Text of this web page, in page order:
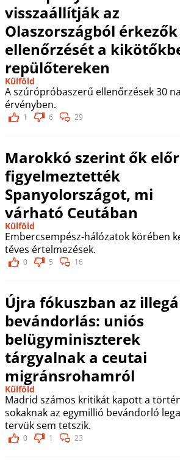
visszaállítják az
Olaszországból érkezők
ellenőrzését a
repülőtereken
Külföld
A szúrópróbaszerű ellenőrzések 30
érvényben.
1 6 29
Marokkó szerint ők
figyelmeztették
Spanyolországot, mi
várható Ceutában
Külföld
Embercsempész-hálózatok körében
téves értelmezések.
0 5 16
Újra fókuszban az
bevándorlás: uniós
belügyminiszterek
tárgyalnak a ceutai
migránsrohamról
Külföld
Madrid számos kritikát kapott a
sokaknak az egymillió bevándorló
tervük sem tetszik.
0 1 23